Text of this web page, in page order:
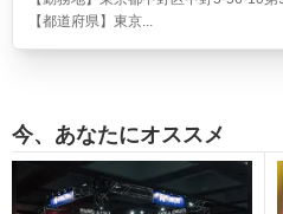
【都道府県】東京...
今、あなたにオススメ